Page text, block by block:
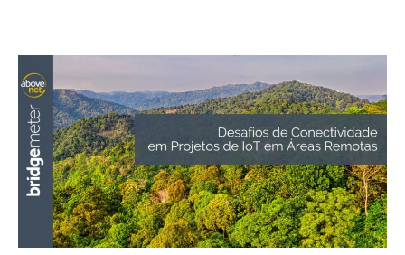
de
Conectividade
em
Projetos
de
IoT
Áreas